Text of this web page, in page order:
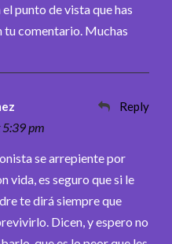
punto de vista que has
tu comentario. Muchas
pm
Reply
se arrepiente por
vida, es seguro que si le
te dirá siempre que
Dicen, y espero no